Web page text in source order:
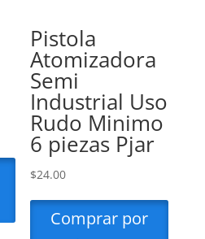
Pistola
Atomizadora
Semi
Industrial Uso
Rudo Minimo
6 piezas Pjar
$24.00
Comprar por